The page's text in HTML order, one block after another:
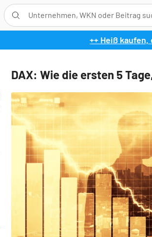
++ Heiß
DAX: Wie die ersten 5